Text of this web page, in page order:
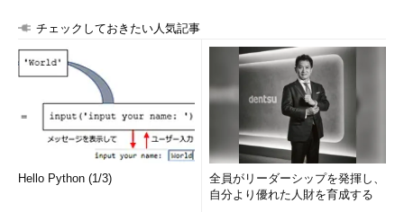
チェックしておきたい人気記事
Hello Python (1/3)
全員がリーダーシップを発揮し、
自分より優れた人財を育成する